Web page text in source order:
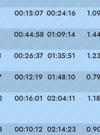
00:15:07 00:24:16
00:44:58 01:09:14
00:26:37 01:35:51 1.23
00:12:19 01:48:10
00:16:01 02:04:11 1.18
00:10:12 02:14:23